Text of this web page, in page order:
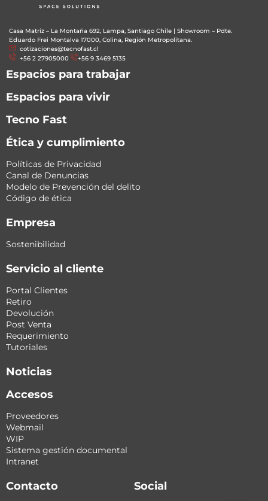
Casa Matriz – La Montaña 692, Lampa, Santiago Chile | Showroom – Pdte.
Eduardo Frei Montalva 17000, Colina, Región Metropolitana.
cotizaciones@tecnofast.cl
+56 2 27905000
+56 9 3469 5135
Espacios para trabajar
Espacios para vivir
Tecno Fast
Ética y cumplimiento
Políticas de Privacidad
Canal de Denuncias
Modelo de Prevención del delito
Código de ética
Empresa
Sostenibilidad
Servicio al cliente
Portal Clientes
Retiro
Devolución
Post Venta
Requerimiento
Tutoriales
Noticias
Accesos
Proveedores
Webmail
WIP
Sistema gestión documental
Intranet
Contacto Social